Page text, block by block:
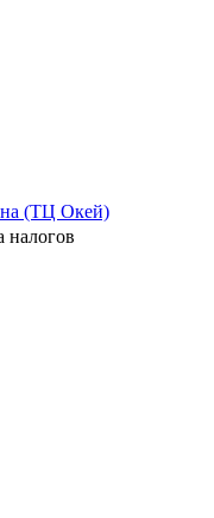
(ТЦ Окей)
налогов